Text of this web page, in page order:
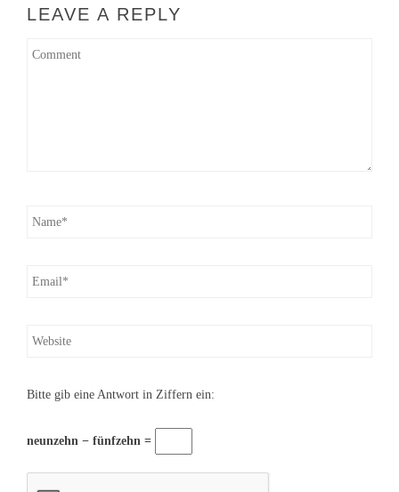
LEAVE A REPLY
Bitte gib eine Antwort in Ziffern ein:
neunzehn − fünfzehn =